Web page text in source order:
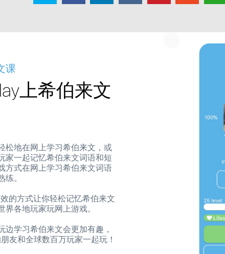
课
上希伯来文
松地在网上学习希伯来文，或
家一起记忆希伯来文词语和短
方式在网上学习希伯来文词语
。
的方式让你轻松记忆希伯来文
各地玩家玩网上游戏。
边学习希伯来文会更加有趣，
友和全球数百万玩家一起玩！